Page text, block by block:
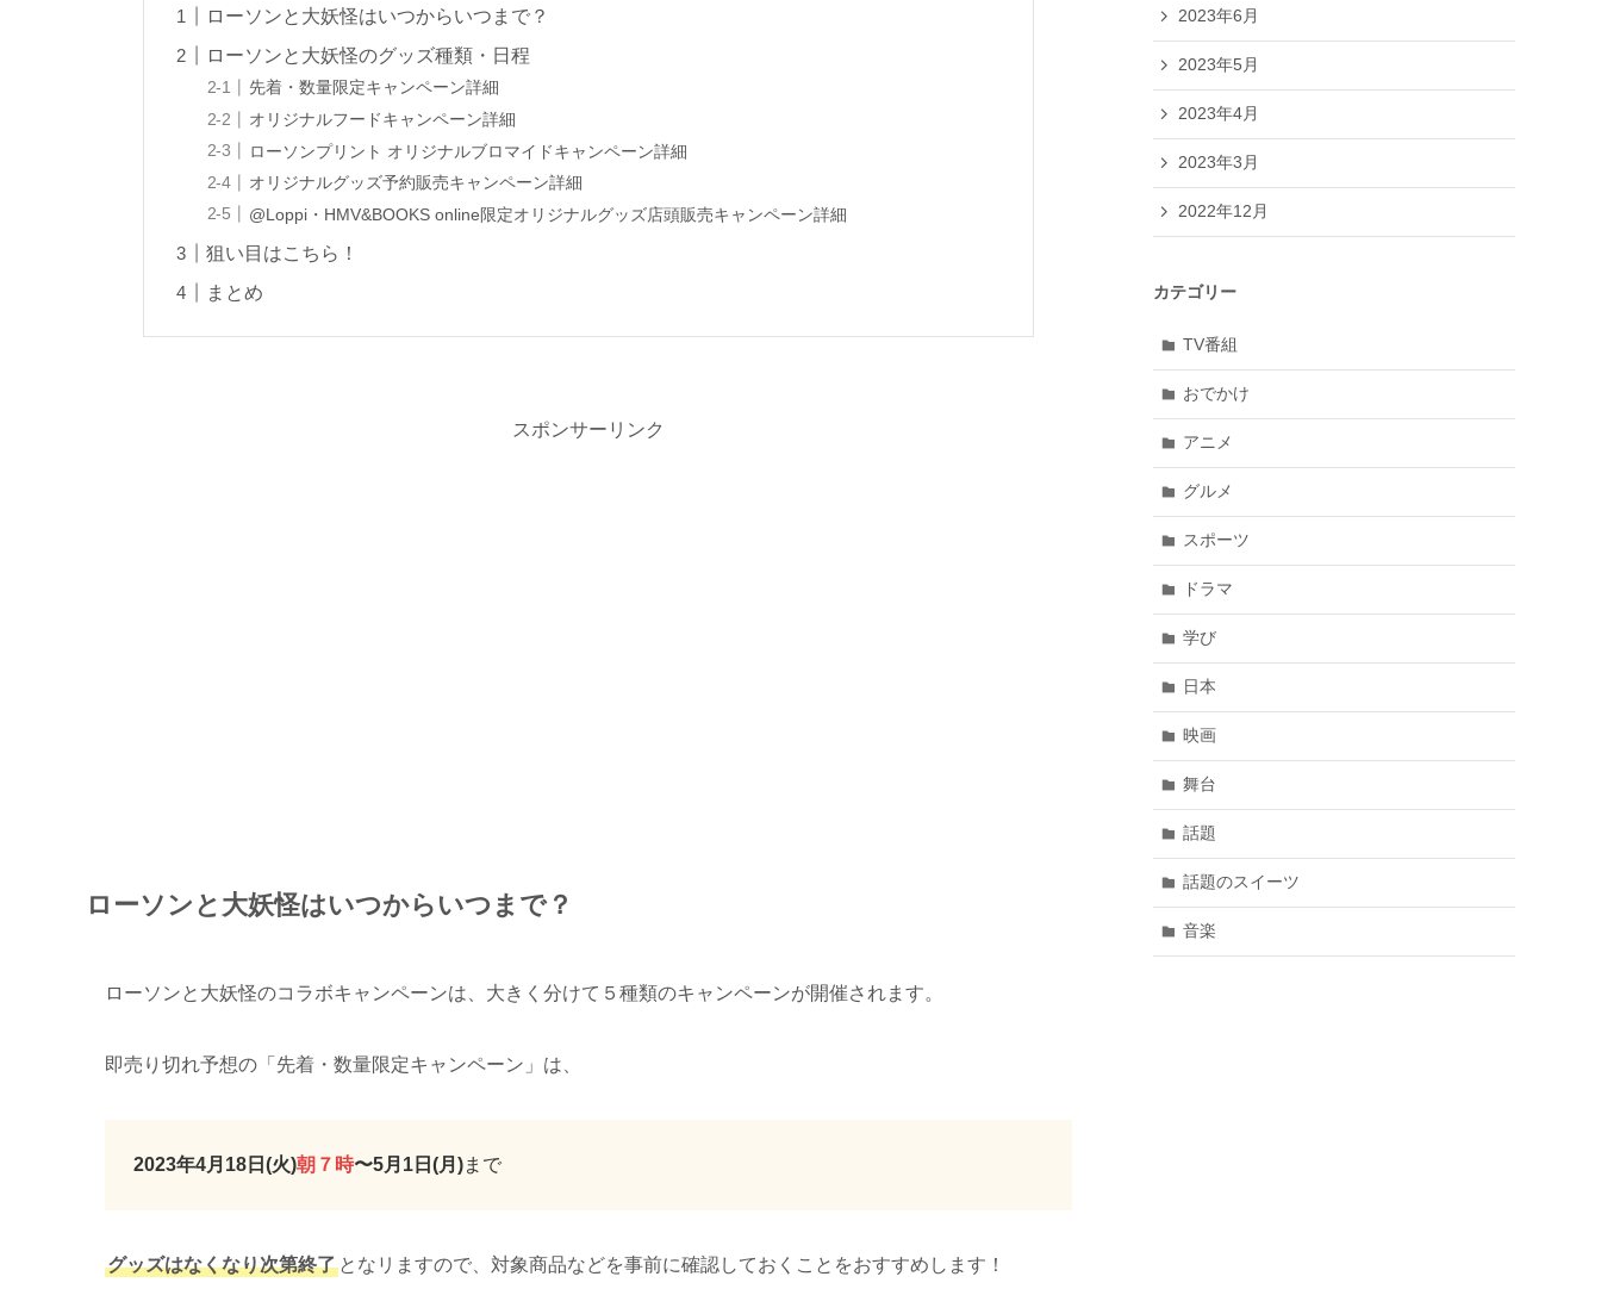
ローソンと大妖怪はいつからいつまで？
ローソンと大妖怪のグッズ種類・日程
先着・数量限定キャンペーン詳細
オリジナルフードキャンペーン詳細
ローソンプリント オリジナルブロマイドキャンペーン詳細
オリジナルグッズ予約販売キャンペーン詳細
@Loppi・HMV&BOOKS online限定オリジナルグッズ店頭販売キャンペーン詳細
狙い目はこちら！
まとめ
スポンサーリンク
ローソンと大妖怪はいつからいつまで？
ローソンと大妖怪のコラボキャンペーンは、大きく分けて５種類のキャンペーンが開催されます。
即売り切れ予想の「先着・数量限定キャンペーン」は、
2023年4月18日(火)朝７時〜5月1日(月)まで
グッズはなくなり次第終了 となリますので、対象商品などを事前に確認しておくことをおすすめします！
2023年6月
2023年5月
2023年4月
2023年3月
2022年12月
カテゴリー
TV番組
おでかけ
アニメ
グルメ
スポーツ
ドラマ
学び
日本
映画
舞台
話題
話題のスイーツ
音楽